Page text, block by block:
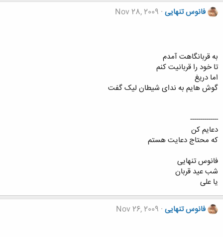
فانوس تنهایی Nov 28, 2009
به قربانگاهت آمدم
تا خود را قربانیت کنم
اما دریغ
گوش هایم به ندای شیطان لیک گفت
--------------
دعایم کن
که محتاج دعایت هستم
فانوس تنهایی
شب عید قربان
یا علی
فانوس تنهایی Nov 26, 2009